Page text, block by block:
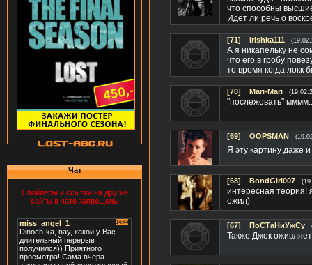
Чат
Спойлеры и ссылки на другие
сайты в чате запрещены
что способны
Идет ли речь о
[71] Irishka111
А я никапельку не
что его в гробу
то время когда локк
[70] Mari-Mari
"послежовать"
[69] OOPSMAN
Я эту картину даже
[68] BondGirl007
интересная теория!
ожил)
[67] ПоСТаНиУжСу
Также Джек